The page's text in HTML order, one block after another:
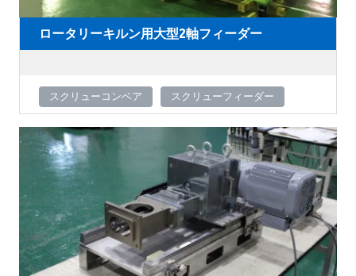
ロータリーキルン用大型2軸フィーダー
スクリューコンベア スクリューフィーダー